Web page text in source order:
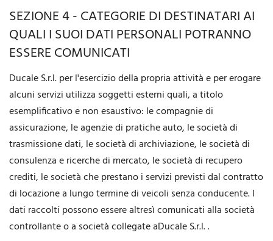
SEZIONE 4 - CATEGORIE DI DESTINATARI AI
QUALI I SUOI DATI PERSONALI POTRANNO
ESSERE COMUNICATI
Ducale S.r.l. per l'esercizio della propria attività e per erogare
alcuni servizi utilizza soggetti esterni quali, a titolo
esemplificativo e non esaustivo: le compagnie di
assicurazione, le agenzie di pratiche auto, le società di
trasmissione dati, le società di archiviazione, le società di
consulenza e ricerche di mercato, le società di recupero
crediti, le società che prestano i servizi previsti dal contratto
di locazione a lungo termine di veicoli senza conducente. I
dati raccolti possono essere altresì comunicati alla società
controllante o a società collegate aDucale S.r.l. .